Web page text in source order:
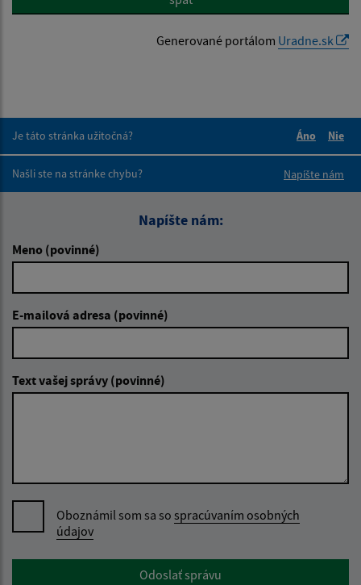
Generované portálom Uradne.sk
Je táto stránka užitočná?
Áno
Nie
Našli ste na stránke chybu?
Napíšte nám
Napíšte nám:
Meno (povinné)
E-mailová adresa (povinné)
Text vašej správy (povinné)
Oboznámil som sa so spracúvaním osobných
údajov
Google reCaptcha ResponseOdoslať správu